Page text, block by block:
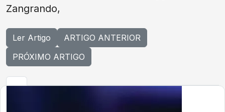
Zangrando,
Ler Artigo
ARTIGO ANTERIOR
PRÓXIMO ARTIGO